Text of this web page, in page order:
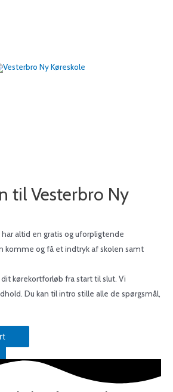
til Vesterbro Ny
har altid en gratis og uforpligtende
komme og få et indtryk af skolen samt
kørekortforløb fra start til slut. Vi
Du kan til intro stille alle de spørgsmål,